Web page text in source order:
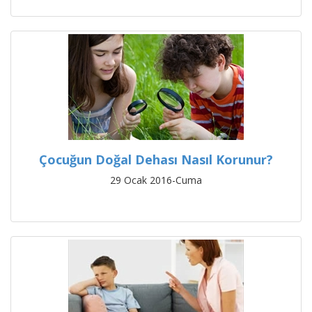
Çocuğun Doğal Dehası Nasıl Korunur?
29 Ocak 2016-Cuma